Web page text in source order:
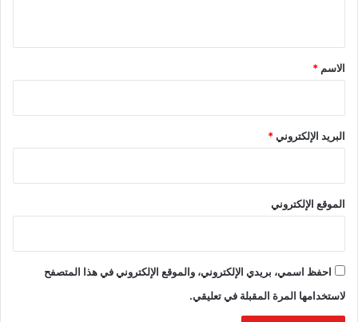
*
الاسم *
البريد الإلكتروني*
الموقع الإلكتروني
احفظ اسمي، بريدي الإلكتروني، والموقع الإلكتروني في هذا المتصفح
لاستخدامها المرة المقبلة في تعليقي.